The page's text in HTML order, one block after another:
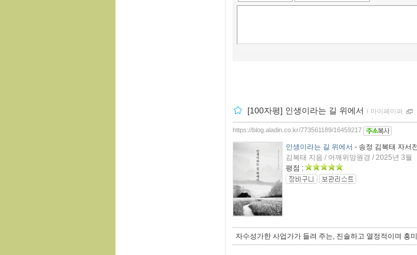
[100자평] 인생이라는 길 위에서 ｌ 마이페이퍼
https://blog.aladin.co.kr/773561189/16459217
인생이라는 길 위에서 - 송정 김복태 자서
김복태 지음 / 어깨위망원경 / 2025년 3월
평점 :
자수성가한 사업가가 들려 주는, 진솔하고 열정적이며 흥